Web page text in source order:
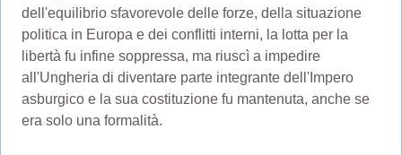
dell'equilibrio sfavorevole delle forze, della situazione
politica in Europa e dei conflitti interni, la lotta per la
libertà fu infine soppressa, ma riuscì a impedire
all'Ungheria di diventare parte integrante dell'Impero
asburgico e la sua costituzione fu mantenuta, anche se
era solo una formalità.